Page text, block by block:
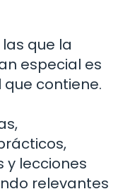
que la
especial es
contiene.
y lecciones
relevantes